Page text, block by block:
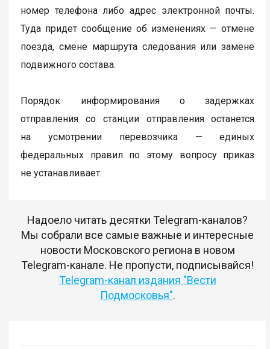
номер телефона либо адрес электронной почты.
Туда придет сообщение об изменениях — отмене
поезда, смене маршрута следования или замене
подвижного состава.
Порядок информирования о задержках
отправления со станции отправления останется
на усмотрении перевозчика — единых
федеральных правил по этому вопросу приказ
не устанавливает.
Надоело читать десятки Telegram-каналов?
Мы собрали все самые важные и интересные
новости Московского региона в новом
Telegram-канале. Не пропусти, подписывайся!
Telegram-канал издания "Вести
Подмосковья".